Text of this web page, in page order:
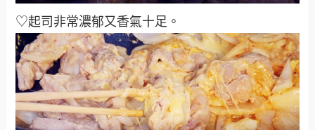
♡起司非常濃郁又香氣十足 。